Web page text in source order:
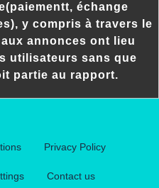
échange
y compris à travers le
annonces ont lieu
utilisateurs sans que
partie au rapport.
Privacy Policy
Contact us